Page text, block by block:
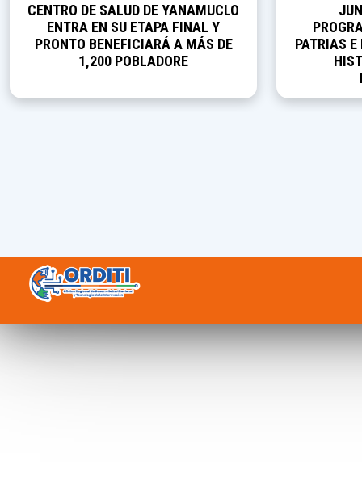
CENTRO DE SALUD DE YANAMUCLO
ENTRA EN SU ETAPA FINAL Y
PRONTO BENEFICIARÁ A MÁS DE
1,200 POBLADORE
PATRIAS